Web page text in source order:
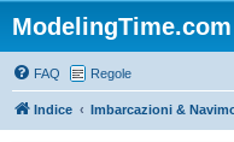
ModelingTime.com
FAQ Regole
Indice Imbarcazioni &